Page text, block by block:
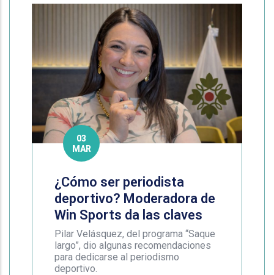
03
MAR
¿Cómo ser periodista
deportivo? Moderadora de
Win Sports da las claves
Pilar Velásquez, del programa “Saque
largo”, dio algunas recomendaciones
para dedicarse al periodismo
deportivo.